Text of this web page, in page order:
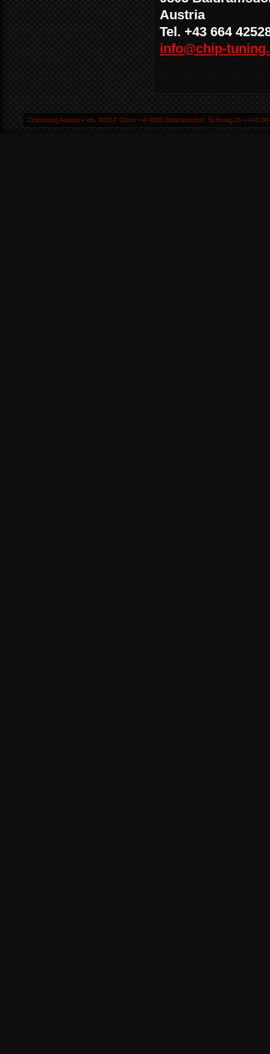
Austria
Tel. +43 664
info@chip-
Chiptuning Austria ▪ Inh. WOLF Dieter ▪ A-9805 Baldramsdorf, Schwaig 25 ▪ +43